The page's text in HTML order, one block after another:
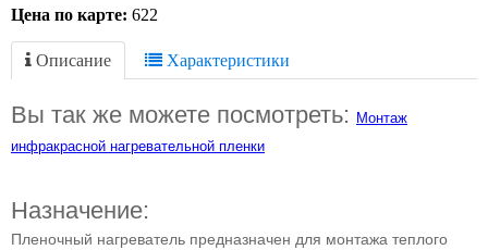
Цена по карте: 622
Описание Характеристики
Вы так же можете посмотреть:
Монтаж
инфракрасной нагревательной пленки
Назначение:
Пленочный нагреватель предназначен для монтажа теплого